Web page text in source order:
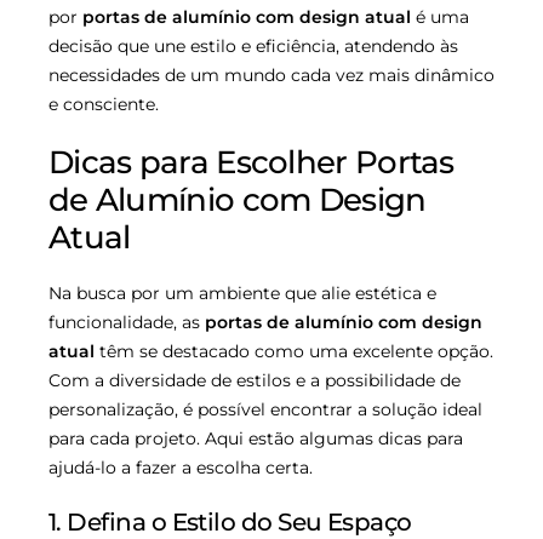
por portas de alumínio com design atual é uma
decisão que une estilo e eficiência, atendendo às
necessidades de um mundo cada vez mais dinâmico
e consciente.
Dicas para Escolher Portas
de Alumínio com Design
Atual
Na busca por um ambiente que alie estética e
funcionalidade, as portas de alumínio com design
atual têm se destacado como uma excelente opção.
Com a diversidade de estilos e a possibilidade de
personalização, é possível encontrar a solução ideal
para cada projeto. Aqui estão algumas dicas para
ajudá-lo a fazer a escolha certa.
1. Defina o Estilo do Seu Espaço